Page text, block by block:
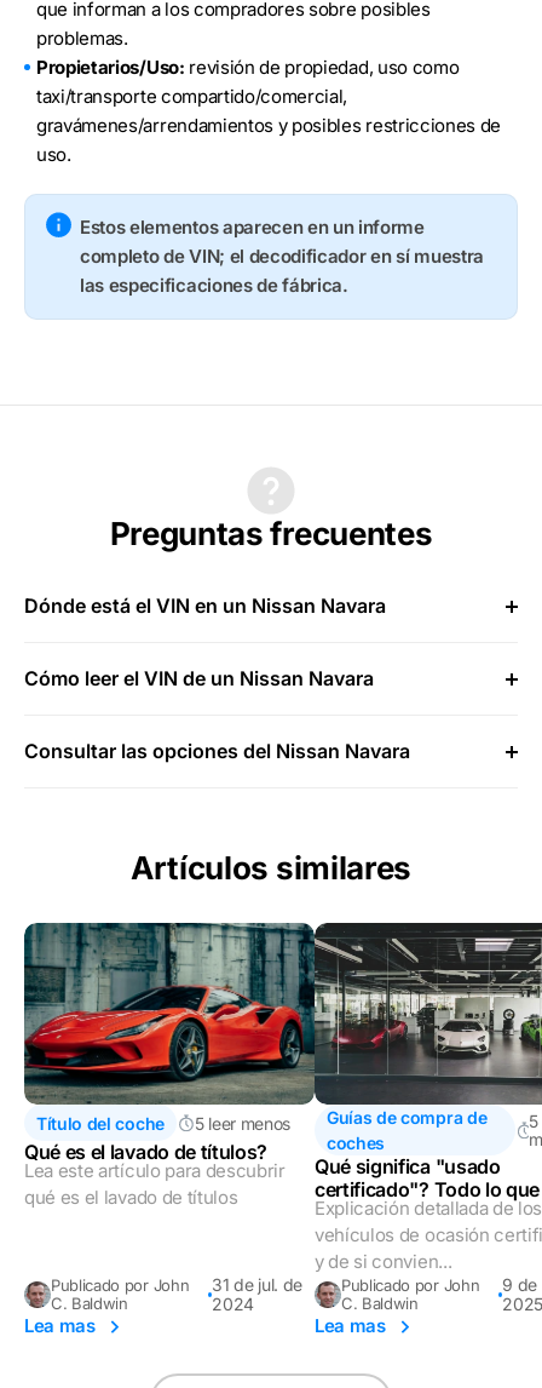
que informan a los compradores sobre posibles
problemas.
Propietarios/Uso: revisión de propiedad, uso como
taxi/transporte compartido/comercial,
gravámenes/arrendamientos y posibles restricciones de
uso.
Estos elementos aparecen en un informe
completo de VIN; el decodificador en sí muestra
las especificaciones de fábrica.
Preguntas frecuentes
Dónde está el VIN en un Nissan Navara
Cómo leer el VIN de un Nissan Navara
Consultar las opciones del Nissan Navara
Artículos similares
Título del coche 5 leer menos
Qué es el lavado de títulos?
Lea este artículo para descubrir
qué es el lavado de títulos
Publicado por John
C. Baldwin
31 de jul. de
2024
Lea mas
Guías de compra de
coches
Qué significa "usado
certificado"? Todo lo
saber
Explicación detallada de los
vehículos de ocasión
y de si convien...
Publicado por John
C. Baldwin
9 de
2025
Lea mas